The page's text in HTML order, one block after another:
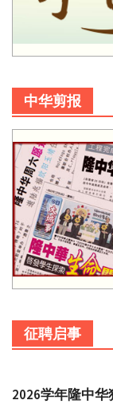
中华剪报
征聘启事
2026学年隆中